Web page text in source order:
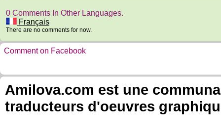
0 Comments In Other Languages.
Français
There are no comments for now.
Comment on Facebook
Amilova.com est une
traducteurs d'oeuvres